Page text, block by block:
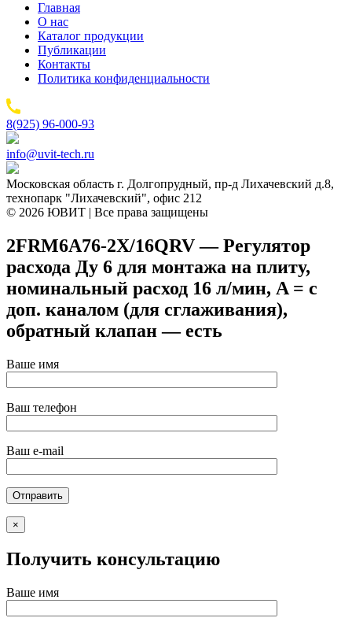
Главная
О нас
Каталог продукции
Публикации
Контакты
Политика конфиденциальности
8(925) 96-000-93
info@uvit-tech.ru
Московская область г. Долгопрудный, пр-д Лихачевский д.8,
технопарк "Лихачевский", офис 212
© 2026 ЮВИТ | Все права защищены
2FRM6A76-2X/16QRV — Регулятор
расхода Ду 6 для монтажа на плиту,
номинальный расход 16 л/мин, A = с
доп. каналом (для сглаживания),
обратный клапан — есть
Ваше имя
Ваш телефон
Ваш e-mail
×
Получить консультацию
Ваше имя